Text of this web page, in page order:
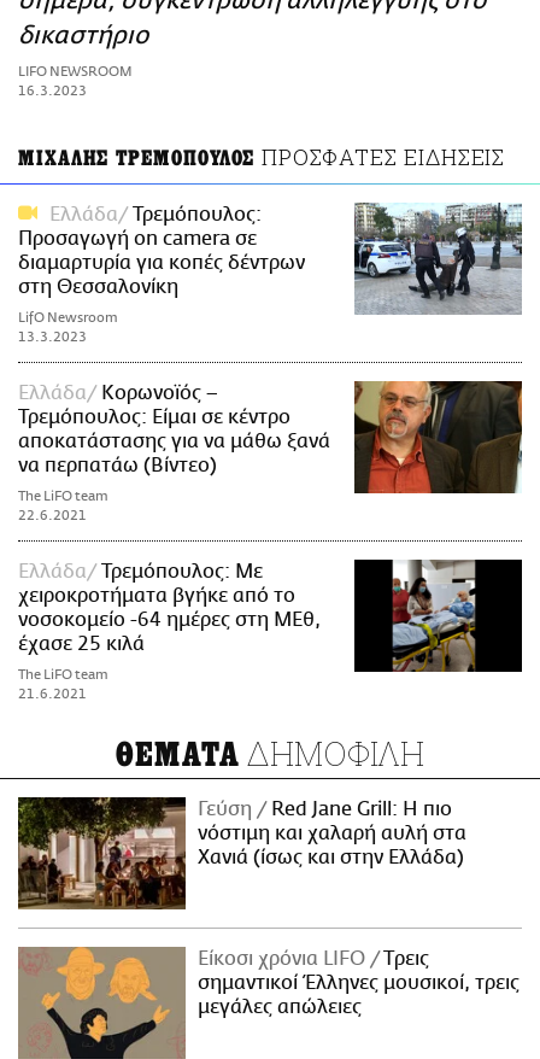
ΑΜΠΑ
PRINT
δικαστήριο
LIFO NEWSROOM
16.3.2023
ΜΙΧΑΛΗΣ ΤΡΕΜΟΠΟΥΛΟΣ ΠΡΟΣΦΑΤΕΣ ΕΙΔΗΣΕΙΣ
Ελλάδα
Τρεμόπουλος:
Προσαγωγή on camera σε
διαμαρτυρία για κοπές δέντρων
στη Θεσσαλονίκη
LifO Newsroom
13.3.2023
Ελλάδα
Κορωνοϊός –
Τρεμόπουλος: Είμαι σε κέντρο
αποκατάστασης για να μάθω ξανά
να περπατάω (Βίντεο)
The LiFO team
22.6.2021
Ελλάδα
Τρεμόπουλος: Με
χειροκροτήματα βγήκε από το
νοσοκομείο -64 ημέρες στη ΜΕθ,
έχασε 25 κιλά
The LiFO team
21.6.2021
ΘΕΜΑΤΑ ΔΗΜΟΦΙΛΗ
Γεύση
Red Jane Grill: Η πιο
νόστιμη και χαλαρή αυλή στα
Χανιά (ίσως και στην Ελλάδα)
Είκοσι χρόνια LIFO
Tρεις
σημαντικοί Έλληνες μουσικοί, τρεις
μεγάλες απώλειες